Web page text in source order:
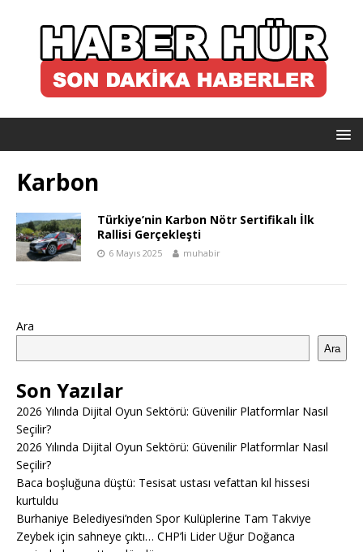
Karbon
Türkiye’nin Karbon Nötr Sertifikalı İlk
Rallisi Gerçekleşti
6 Mayıs 2025 muhabir
Ara
Ara
Son Yazılar
2026 Yılında Dijital Oyun Sektörü: Güvenilir Platformlar Nasıl
Seçilir?
2026 Yılında Dijital Oyun Sektörü: Güvenilir Platformlar Nasıl
Seçilir?
Baca boşluğuna düştü: Tesisat ustası vefattan kıl hissesi
kurtuldu
Burhaniye Belediyesi’nden Spor Kulüplerine Tam Takviye
Zeybek için sahneye çıktı… CHP’li Lider Uğur Doğanca